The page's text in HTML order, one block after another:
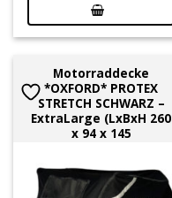
Motorraddecke
*OXFORD* PROTEX
STRETCH SCHWARZ –
ExtraLarge (LxBxH 260
x 94 x 145